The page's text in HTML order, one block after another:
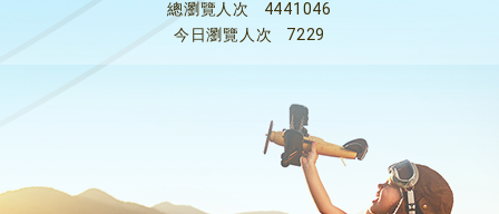
總瀏覽人次
4441046
今日瀏覽人次
7229